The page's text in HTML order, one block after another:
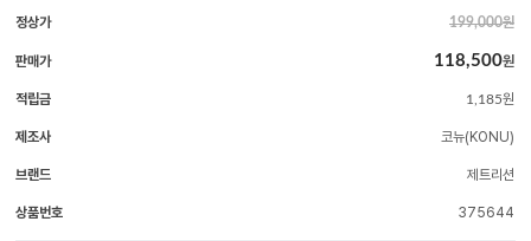
정상가 199,000원
판매가 118,500원
적립금 1,185원
제조사 코뉴(KONU)
브랜드 제트리션
상품번호 375644